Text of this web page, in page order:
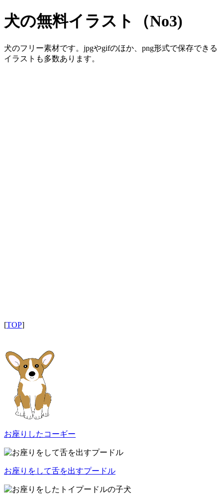
犬の無料イラスト（No3)
犬のフリー素材です。jpgやgifのほか、png形式で保存できる
イラストも多数あります。
[TOP]
お座りしたコーギー
お座りをして舌を出すプードル